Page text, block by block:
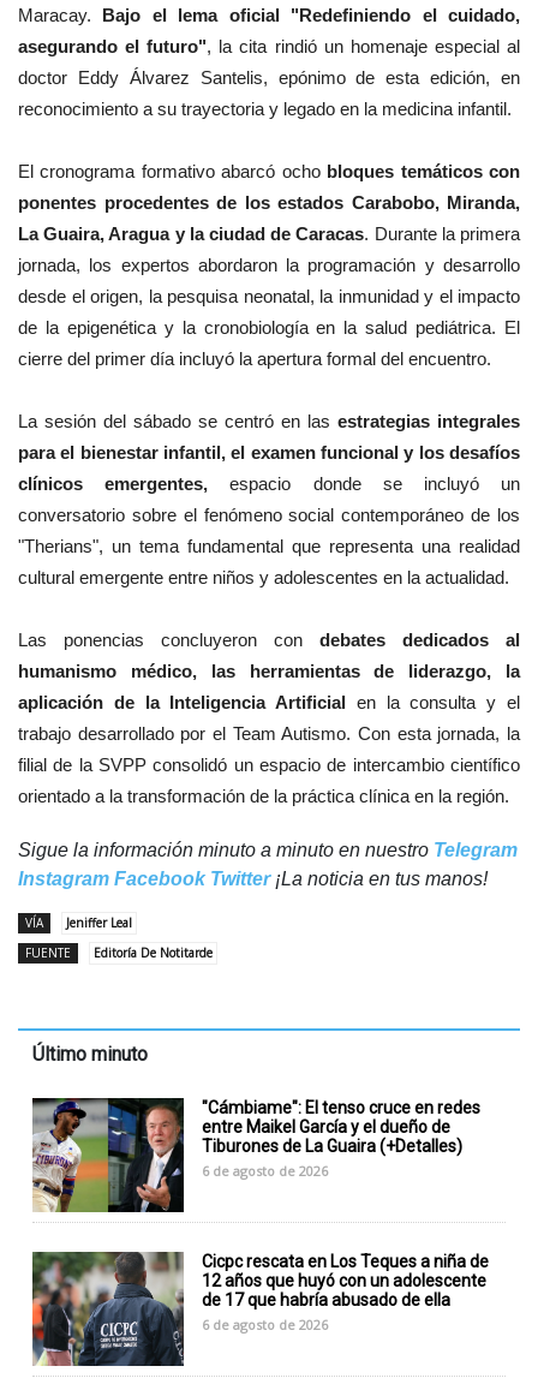
Maracay. Bajo el lema oficial "Redefiniendo el cuidado,
asegurando el futuro", la cita rindió un homenaje especial al
doctor Eddy Álvarez Santelis, epónimo de esta edición, en
reconocimiento a su trayectoria y legado en la medicina infantil.
El cronograma formativo abarcó ocho bloques temáticos con
ponentes procedentes de los estados Carabobo, Miranda,
La Guaira, Aragua y la ciudad de Caracas. Durante la primera
jornada, los expertos abordaron la programación y desarrollo
desde el origen, la pesquisa neonatal, la inmunidad y el impacto
de la epigenética y la cronobiología en la salud pediátrica. El
cierre del primer día incluyó la apertura formal del encuentro.
La sesión del sábado se centró en las estrategias integrales
para el bienestar infantil, el examen funcional y los desafíos
clínicos emergentes, espacio donde se incluyó un
conversatorio sobre el fenómeno social contemporáneo de los
"Therians", un tema fundamental que representa una realidad
cultural emergente entre niños y adolescentes en la actualidad.
Las ponencias concluyeron con debates dedicados al
humanismo médico, las herramientas de liderazgo, la
aplicación de la Inteligencia Artificial en la consulta y el
trabajo desarrollado por el Team Autismo. Con esta jornada, la
filial de la SVPP consolidó un espacio de intercambio científico
orientado a la transformación de la práctica clínica en la región.
Sigue la información minuto a minuto en nuestro Telegram
Instagram Facebook Twitter¡La noticia en tus manos!
VÍA
Jeniffer Leal
FUENTE
Editoría De Notitarde
Último minuto
"Cámbiame": El tenso cruce en redes
entre Maikel García y el dueño de
Tiburones de La Guaira (+Detalles)
6 de agosto de 2026
Cicpc rescata en Los Teques a niña de
12 años que huyó con un adolescente
de 17 que habría abusado de ella
6 de agosto de 2026